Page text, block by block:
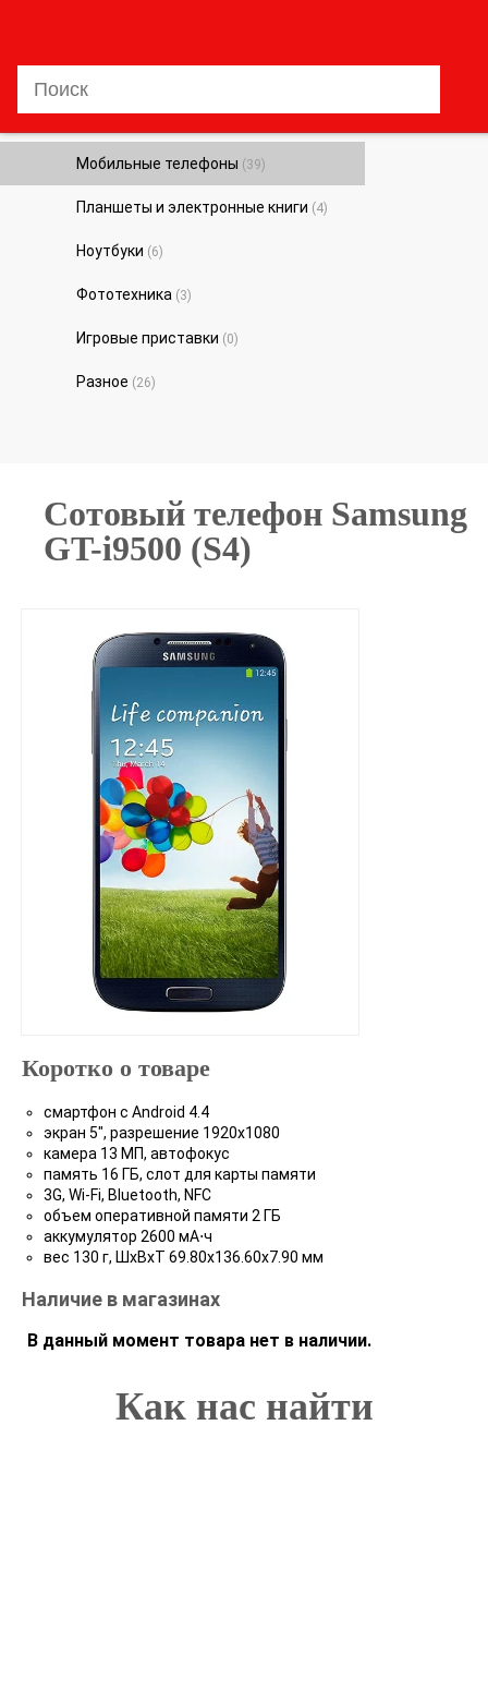
Мобильные телефоны (39)
Планшеты и электронные книги (4)
Ноутбуки (6)
Фототехника (3)
Игровые приставки (0)
Разное (26)
Сотовый телефон Samsung
GT-i9500 (S4)
Коротко о товаре
смартфон с Android 4.4
экран 5", разрешение 1920x1080
камера 13 МП, автофокус
память 16 ГБ, слот для карты памяти
3G, Wi-Fi, Bluetooth, NFC
объем оперативной памяти 2 ГБ
аккумулятор 2600 мА⋅ч
вес 130 г, ШxВxТ 69.80x136.60x7.90 мм
Наличие в магазинах
В данный момент товара нет в наличии.
Как нас найти